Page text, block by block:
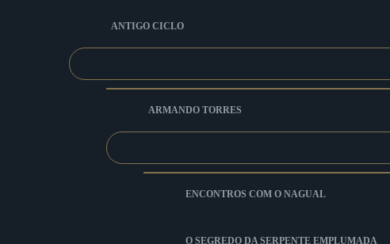
ANTIGO CICLO
ARMANDO TORRES
ENCONTROS COM O NAGUAL
O SEGREDO DA SERPENTE EMPLUMADA